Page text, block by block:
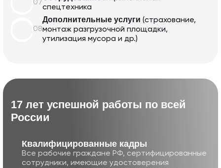
07
спецтехника
08
Дополнительные услуги (страхование,
монтаж разгрузочной площадки,
утилизация мусора и др.)
17 лет успешной работы по всей
России
Квалифицированные кадры
Все рабочие граждане РФ, сертифицированные
сотрудники, имеющие удостоверения